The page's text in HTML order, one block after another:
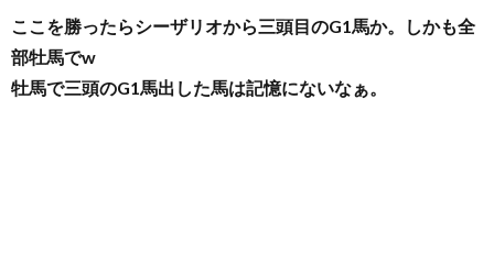
ここを勝ったらシーザリオから三頭目のG1馬か。しかも全
部牡馬でw
牡馬で三頭のG1馬出した馬は記憶にないなぁ。